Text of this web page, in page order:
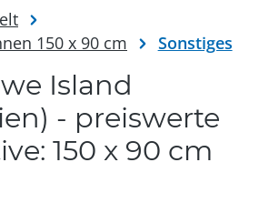
150 x 90 cm
Sonstiges
Island
- preiswerte
150 x 90 cm